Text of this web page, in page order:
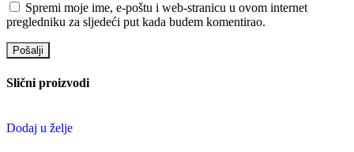
Spremi moje ime, e-poštu i web-stranicu u ovom internet
pregledniku za sljedeći put kada budem komentirao.
Slični proizvodi
Dodaj u želje